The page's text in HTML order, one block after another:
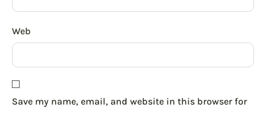
Web
Save my name, email, and website in this browser for